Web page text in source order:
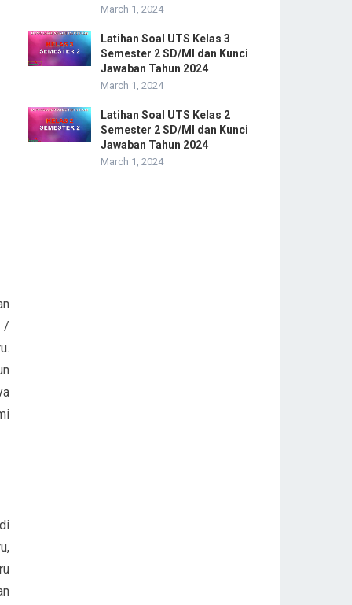
/
March 1, 2024
Latihan Soal UTS Kelas 3
Semester 2 SD/MI dan Kunci
Jawaban Tahun 2024
March 1, 2024
Latihan Soal UTS Kelas 2
Semester 2 SD/MI dan Kunci
Jawaban Tahun 2024
March 1, 2024